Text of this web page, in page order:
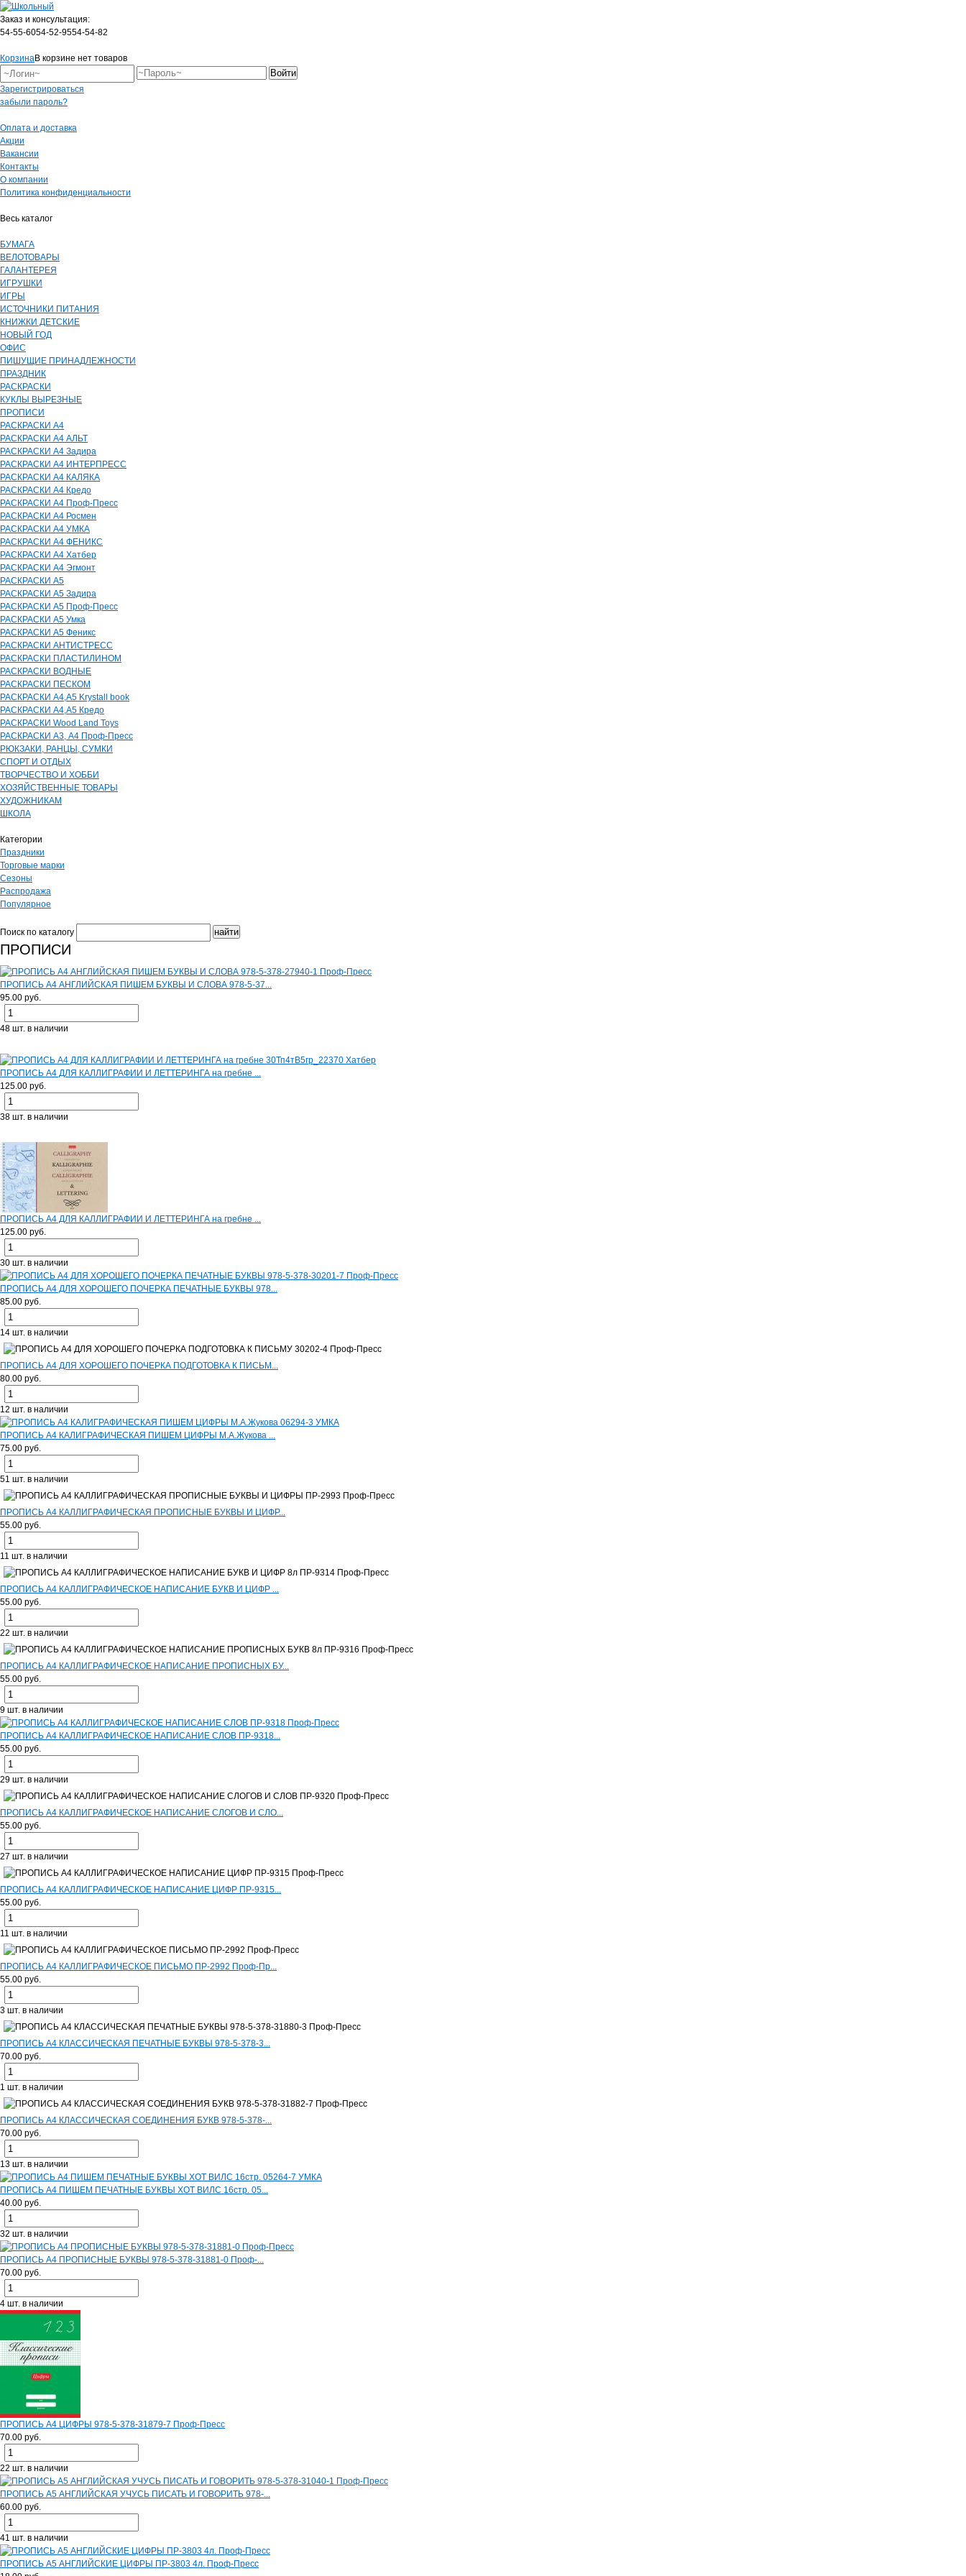
Заказ и консультация:
54-55-6054-52-9554-54-82
КорзинаВ корзине нет товаров
Зарегистрироваться
забыли пароль?
Оплата и доставка
Акции
Вакансии
Контакты
О компании
Политика конфиденциальности
Весь каталог
БУМАГА
ВЕЛОТОВАРЫ
ГАЛАНТЕРЕЯ
ИГРУШКИ
ИГРЫ
ИСТОЧНИКИ ПИТАНИЯ
КНИЖКИ ДЕТСКИЕ
НОВЫЙ ГОД
ОФИС
ПИШУЩИЕ ПРИНАДЛЕЖНОСТИ
ПРАЗДНИК
РАСКРАСКИ
КУКЛЫ ВЫРЕЗНЫЕ
ПРОПИСИ
РАСКРАСКИ А4
РАСКРАСКИ А4 АЛЬТ
РАСКРАСКИ А4 Задира
РАСКРАСКИ А4 ИНТЕРПРЕСС
РАСКРАСКИ А4 КАЛЯКА
РАСКРАСКИ А4 Кредо
РАСКРАСКИ А4 Проф-Пресс
РАСКРАСКИ А4 Росмен
РАСКРАСКИ А4 УМКА
РАСКРАСКИ А4 ФЕНИКС
РАСКРАСКИ А4 Хатбер
РАСКРАСКИ А4 Эгмонт
РАСКРАСКИ А5
РАСКРАСКИ А5 Задира
РАСКРАСКИ А5 Проф-Пресс
РАСКРАСКИ А5 Умка
РАСКРАСКИ А5 Феникс
РАСКРАСКИ АНТИСТРЕСС
РАСКРАСКИ ПЛАСТИЛИНОМ
РАСКРАСКИ ВОДНЫЕ
РАСКРАСКИ ПЕСКОМ
РАСКРАСКИ А4,А5 Krystall book
РАСКРАСКИ А4,А5 Кредо
РАСКРАСКИ Wood Land Toys
РАСКРАСКИ А3, А4 Проф-Пресс
РЮКЗАКИ, РАНЦЫ, СУМКИ
СПОРТ И ОТДЫХ
ТВОРЧЕСТВО И ХОББИ
ХОЗЯЙСТВЕННЫЕ ТОВАРЫ
ХУДОЖНИКАМ
ШКОЛА
Категории
Праздники
Торговые марки
Сезоны
Распродажа
Популярное
Поиск по каталогу
ПРОПИСИ
ПРОПИСЬ А4 АНГЛИЙСКАЯ ПИШЕМ БУКВЫ И СЛОВА 978-5-37...
95.00 руб.
48 шт. в наличии
ПРОПИСЬ А4 ДЛЯ КАЛЛИГРАФИИ И ЛЕТТЕРИНГА на гребне ...
125.00 руб.
38 шт. в наличии
ПРОПИСЬ А4 ДЛЯ КАЛЛИГРАФИИ И ЛЕТТЕРИНГА на гребне ...
125.00 руб.
30 шт. в наличии
ПРОПИСЬ А4 ДЛЯ ХОРОШЕГО ПОЧЕРКА ПЕЧАТНЫЕ БУКВЫ 978...
85.00 руб.
14 шт. в наличии
ПРОПИСЬ А4 ДЛЯ ХОРОШЕГО ПОЧЕРКА ПОДГОТОВКА К ПИСЬМ...
80.00 руб.
12 шт. в наличии
ПРОПИСЬ А4 КАЛИГРАФИЧЕСКАЯ ПИШЕМ ЦИФРЫ М.А.Жукова ...
75.00 руб.
51 шт. в наличии
ПРОПИСЬ А4 КАЛЛИГРАФИЧЕСКАЯ ПРОПИСНЫЕ БУКВЫ И ЦИФР...
55.00 руб.
11 шт. в наличии
ПРОПИСЬ А4 КАЛЛИГРАФИЧЕСКОЕ НАПИСАНИЕ БУКВ И ЦИФР ...
55.00 руб.
22 шт. в наличии
ПРОПИСЬ А4 КАЛЛИГРАФИЧЕСКОЕ НАПИСАНИЕ ПРОПИСНЫХ БУ...
55.00 руб.
9 шт. в наличии
ПРОПИСЬ А4 КАЛЛИГРАФИЧЕСКОЕ НАПИСАНИЕ СЛОВ ПР-9318...
55.00 руб.
29 шт. в наличии
ПРОПИСЬ А4 КАЛЛИГРАФИЧЕСКОЕ НАПИСАНИЕ СЛОГОВ И СЛО...
55.00 руб.
27 шт. в наличии
ПРОПИСЬ А4 КАЛЛИГРАФИЧЕСКОЕ НАПИСАНИЕ ЦИФР ПР-9315...
55.00 руб.
11 шт. в наличии
ПРОПИСЬ А4 КАЛЛИГРАФИЧЕСКОЕ ПИСЬМО ПР-2992 Проф-Пр...
55.00 руб.
3 шт. в наличии
ПРОПИСЬ А4 КЛАССИЧЕСКАЯ ПЕЧАТНЫЕ БУКВЫ 978-5-378-3...
70.00 руб.
1 шт. в наличии
ПРОПИСЬ А4 КЛАССИЧЕСКАЯ СОЕДИНЕНИЯ БУКВ 978-5-378-...
70.00 руб.
13 шт. в наличии
ПРОПИСЬ А4 ПИШЕМ ПЕЧАТНЫЕ БУКВЫ ХОТ ВИЛС 16стр. 05...
40.00 руб.
32 шт. в наличии
ПРОПИСЬ А4 ПРОПИСНЫЕ БУКВЫ 978-5-378-31881-0 Проф-...
70.00 руб.
4 шт. в наличии
ПРОПИСЬ А4 ЦИФРЫ 978-5-378-31879-7 Проф-Пресс
70.00 руб.
22 шт. в наличии
ПРОПИСЬ А5 АНГЛИЙСКАЯ УЧУСЬ ПИСАТЬ И ГОВОРИТЬ 978-...
60.00 руб.
41 шт. в наличии
ПРОПИСЬ А5 АНГЛИЙСКИЕ ЦИФРЫ ПР-3803 4л. Проф-Пресс